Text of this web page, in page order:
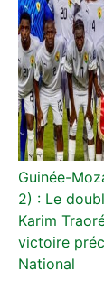
Guinée-
2) : Le
Karim
victoire
National